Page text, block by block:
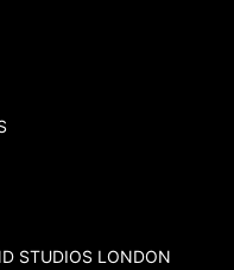
STUDIOS LONDON